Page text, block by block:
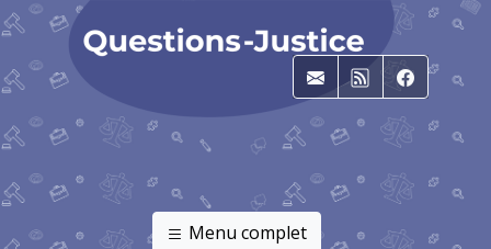
E-mailRSS
Menu complet